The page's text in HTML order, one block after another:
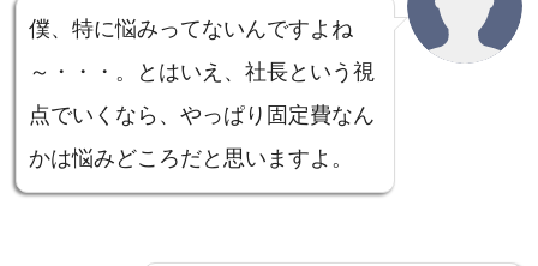
僕、特に悩みってないんですよね
～・・・。とはいえ、社長という視
点でいくなら、やっぱり固定費なん
かは悩みどころだと思いますよ。